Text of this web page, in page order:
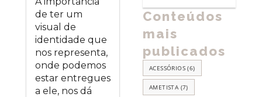
de ter um
visual de
identidade que
nos representa,
onde podemos
estar entregues
a ele, nos dá
Conteúdos
mais
publicados
ACESSÓRIOS (6)
AMETISTA(7)